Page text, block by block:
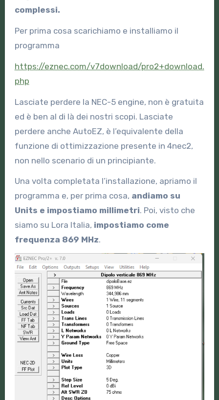
complessi.
Per prima cosa scarichiamo e installiamo il
programma
https://eznec.com/v7download/pro2+download.
php
Lasciate perdere la NEC-5 engine, non è gratuita
ed è ben al di là dei nostri scopi. Lasciate
perdere anche AutoEZ, è l’equivalente della
funzione di ottimizzazione presente in 4nec2,
non nello scenario di un principiante.
Una volta completata l’installazione, apriamo il
programma e, per prima cosa, andiamo su
Units e impostiamo millimetri. Poi, visto che
siamo su Lora Italia, impostiamo come
frequenza 869 MHz.